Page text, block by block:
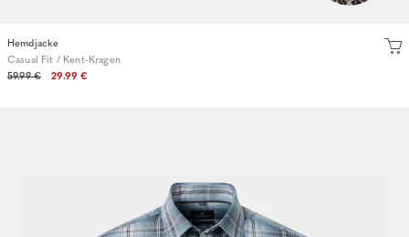
Hemdjacke
Casual Fit / Kent-Kragen
59.99 €
29.99 €